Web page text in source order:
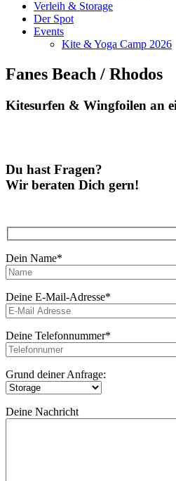
Verleih & Storage
Der Spot
Events
Kite & Yoga Camp 2026
Fanes Beach / Rhodos
Kitesurfen & Wingfoilen an
Du hast Fragen?
Wir beraten Dich gern!
Dein Name*
Deine E-Mail-Adresse*
Deine Telefonnummer*
Grund deiner Anfrage:
Deine Nachricht